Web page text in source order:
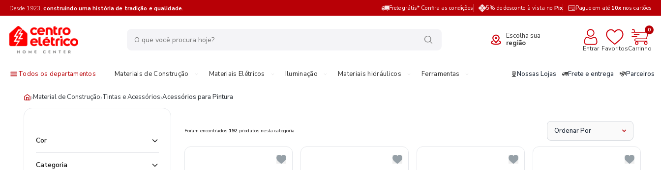
Desde 1923,construindo uma história de tradição e qualidade. Frete grátis* Confira as condições 5% de desconto à vista no Pix Pague em até 10x nos cartões
Escolha sua
região
Entrar Favoritos
0
Carrinho
Todos os departamentos Materiais de Construção Materiais Elétricos Iluminação Materiais hidráulicos Ferramentas Nossas Lojas Frete e entrega Parceiros
›Material de Construção›Tintas e Acessórios›Acessórios para Pintura
Cor
Categoria
Foram encontrados 192 produtos nesta categoria